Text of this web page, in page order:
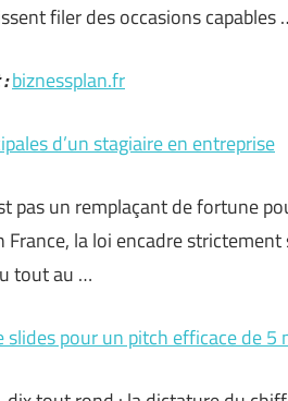
filer des occasions capables
biznessplan.fr
d’un stagiaire en entreprise
pas un remplaçant de fortune
la loi encadre
tout au …
slides pour un pitch efficace de 5